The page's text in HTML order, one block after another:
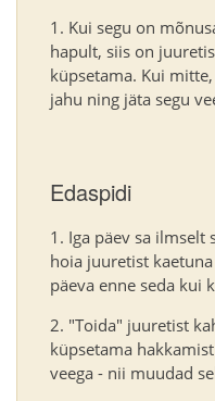
Kui segu on
hapult, siis on
küpsetama. Kui
jahu ning jäta segu
Edaspidi
Iga päev sa ilmselt
hoia juuretist
päeva enne seda kui
"Toida" juuretist
küpsetama
veega - nii muudad